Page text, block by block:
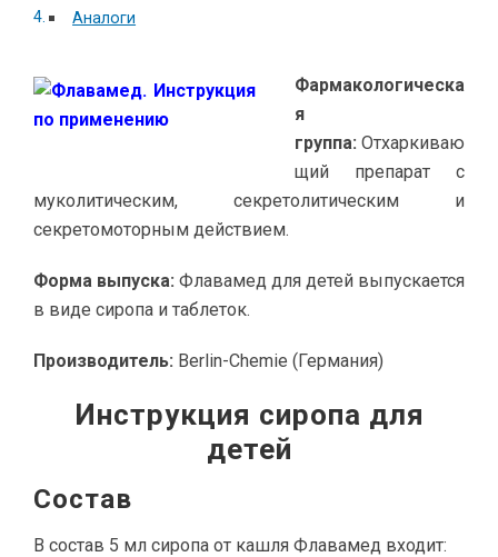
Аналоги
Фармакологическа
я
группа: Отхаркиваю
щий препарат с
муколитическим, секретолитическим и
секретомоторным действием.
Форма выпуска: Флавамед для детей выпускается
в виде сиропа и таблеток.
Производитель: Berlin-Chemie (Германия)
Инструкция сиропа для
детей
Состав
В состав 5 мл сиропа от кашля Флавамед входит: